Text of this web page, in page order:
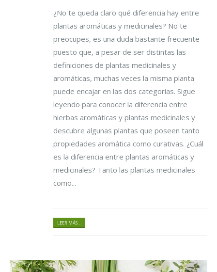
¿No te queda claro qué diferencia hay entre
plantas aromáticas y medicinales? No te
preocupes, es una duda bastante frecuente
puesto que, a pesar de ser distintas las
definiciones de plantas medicinales y
aromáticas, muchas veces la misma planta
puede encajar en las dos categorías. Sigue
leyendo para conocer la diferencia entre
hierbas aromáticas y plantas medicinales y
descubre algunas plantas que poseen tanto
propiedades aromática como curativas. ¿Cuál
es la diferencia entre plantas aromáticas y
medicinales? Tanto las plantas medicinales
como...
LEER MÁS...